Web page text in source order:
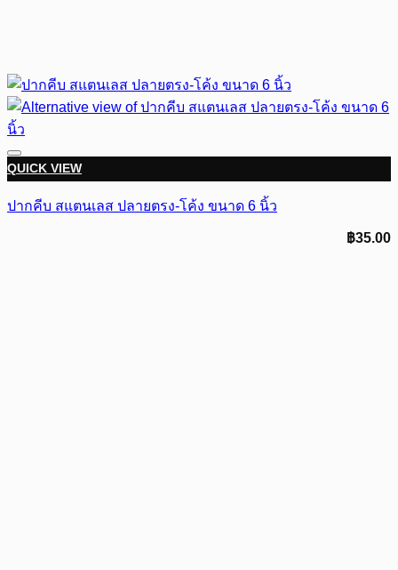
QUICK VIEW
ปากคีบ สแตนเลส ปลายตรง-โค้ง ขนาด 6 นิ้ว
฿35.00